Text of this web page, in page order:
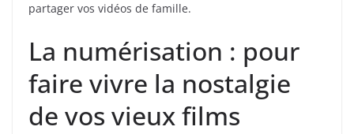
partager vos vidéos de famille.
La numérisation : pour
faire vivre la nostalgie
de vos vieux films